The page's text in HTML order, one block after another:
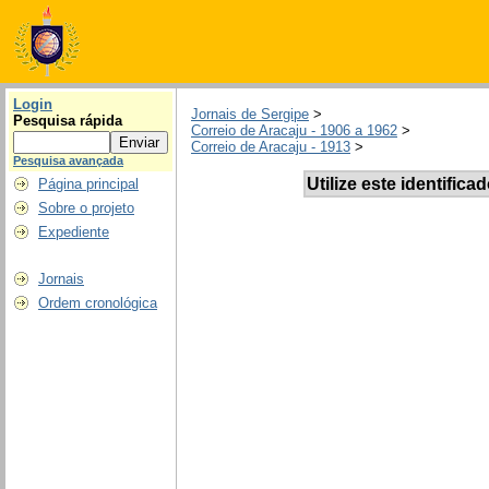
Login
Pesquisa rápida
Pesquisa avançada
Página principal
Sobre o projeto
Expediente
Jornais
Ordem cronológica
Jornais de Sergipe >
Correio de Aracaju - 1906 a 1962 >
Correio de Aracaju - 1913 >
Utilize este